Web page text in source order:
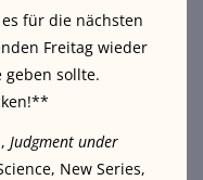
für die nächsten
Freitag wieder
sollte.
Judgment under
New Series,